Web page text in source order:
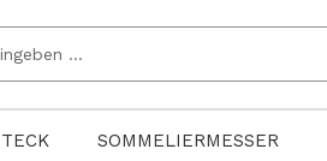
SOMMELIERMESSER